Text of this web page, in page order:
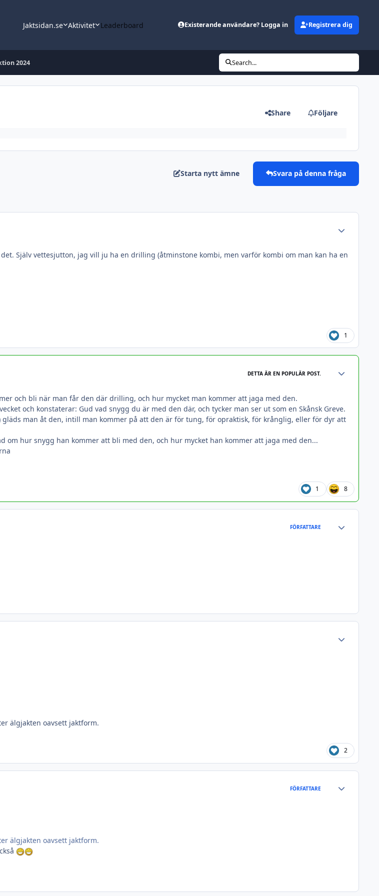
Jaktsidan.se Aktivitet Leaderboard Existerande användare? Logga in Registrera dig
2024 Search...
Share Följare
Starta nytt ämne Svara på denna fråga
Själv vettesjutton, jag vill ju ha en drilling (åtminstone kombi, men varför kombi om man kan ha en
1
DETTA ÄR EN POPULÄR POST.
och bli när man får den där drilling, och hur mycket man kommer att jaga med den.
och konstaterar: Gud vad snygg du är med den där, och tycker man ser ut som en Skånsk Greve.
gläds man åt den, intill man kommer på att den är för tung, för opraktisk, för krånglig, eller för dyr att
om hur snygg han kommer att bli med den, och hur mycket han kommer att jaga med den...
1 8
FÖRFATTARE
älgjakten oavsett jaktform.
2
FÖRFATTARE
älgjakten oavsett jaktform.